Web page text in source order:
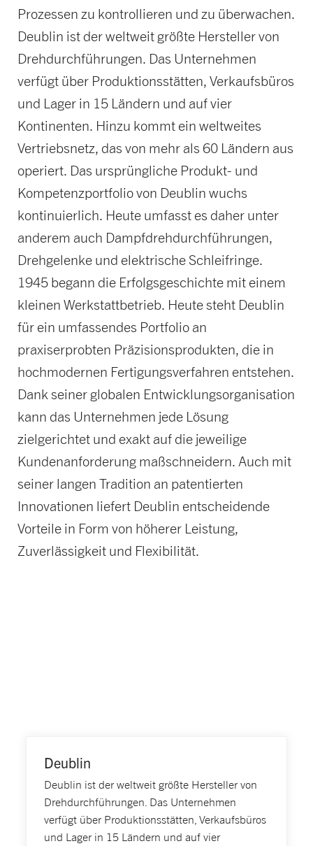
Prozessen zu kontrollieren und zu überwachen.
Deublin ist der weltweit größte Hersteller von
Drehdurchführungen. Das Unternehmen
verfügt über Produktionsstätten, Verkaufsbüros
und Lager in 15 Ländern und auf vier
Kontinenten. Hinzu kommt ein weltweites
Vertriebsnetz, das von mehr als 60 Ländern aus
operiert. Das ursprüngliche Produkt- und
Kompetenzportfolio von Deublin wuchs
kontinuierlich. Heute umfasst es daher unter
anderem auch Dampfdrehdurchführungen,
Drehgelenke und elektrische Schleifringe.
1945 begann die Erfolgsgeschichte mit einem
kleinen Werkstattbetrieb. Heute steht Deublin
für ein umfassendes Portfolio an
praxiserprobten Präzisionsprodukten, die in
hochmodernen Fertigungsverfahren entstehen.
Dank seiner globalen Entwicklungsorganisation
kann das Unternehmen jede Lösung
zielgerichtet und exakt auf die jeweilige
Kundenanforderung maßschneidern. Auch mit
seiner langen Tradition an patentierten
Innovationen liefert Deublin entscheidende
Vorteile in Form von höherer Leistung,
Zuverlässigkeit und Flexibilität.
Deublin
Deublin ist der weltweit größte Hersteller von
Drehdurchführungen. Das Unternehmen
verfügt über Produktionsstätten, Verkaufsbüros
und Lager in 15 Ländern und auf vier